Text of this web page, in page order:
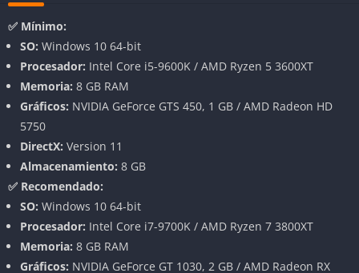
sumando más de 100 horas de contenido repartidas en 53
misiones. La curva de dificultad es progresiva, ideal tanto para
nuevos jugadores como para veteranos del género.
Profundidad en la Gestión y Construcción
Calidad de Vida y Nuevas Funciones
Se han añadido mejoras como la posibilidad de controlar el
almacenamiento de recursos, acceso rápido a la enciclopedia y
✅ Mínimo:
SO: Windows 10 64-bit
Procesador: Intel Core i5-9600K / AMD Ryzen 5 3600XT
Memoria: 8 GB RAM
Gráficos: NVIDIA GeForce GTS 450, 1 GB / AMD Radeon HD
5750
DirectX: Version 11
Almacenamiento: 8 GB
✅ Recomendado:
SO: Windows 10 64-bit
Procesador: Intel Core i7-9700K / AMD Ryzen 7 3800XT
Memoria: 8 GB RAM
Gráficos: NVIDIA GeForce GT 1030, 2 GB / AMD Radeon RX